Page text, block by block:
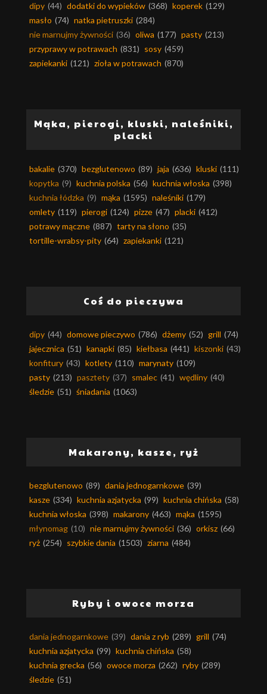
dipy (44) dodatki do wypieków (368) koperek (129)
masło (74) natka pietruszki (284)
nie marnujmy żywności (36) oliwa (177) pasty (213)
przyprawy w potrawach (831) sosy (459)
zapiekanki (121) zioła w potrawach (870)
Mąka, pierogi, kluski, naleśniki,
placki
bakalie (370) bezglutenowo (89) jaja (636) kluski (111)
kopytka (9) kuchnia polska (56) kuchnia włoska (398)
kuchnia łódzka (9) mąka (1595) naleśniki (179)
omlety (119) pierogi (124) pizze (47) placki (412)
potrawy mączne (887) tarty na słono (35)
tortille-wrabsy-pity (64) zapiekanki (121)
Coś do pieczywa
dipy (44) domowe pieczywo (786) dżemy (52) grill (74)
jajecznica (51) kanapki (85) kiełbasa (441) kiszonki (43)
konfitury (43) kotlety (110) marynaty (109)
pasty (213) pasztety (37) smalec (41) wędliny (40)
śledzie (51) śniadania (1063)
Makarony, kasze, ryż
bezglutenowo (89) dania jednogarnkowe (39)
kasze (334) kuchnia azjatycka (99) kuchnia chińska (58)
kuchnia włoska (398) makarony (463) mąka (1595)
młynomag (10) nie marnujmy żywności (36) orkisz (66)
ryż (254) szybkie dania (1503) ziarna (484)
Ryby i owoce morza
dania jednogarnkowe (39) dania z ryb (289) grill (74)
kuchnia azjatycka (99) kuchnia chińska (58)
kuchnia grecka (56) owoce morza (262) ryby (289)
śledzie (51)